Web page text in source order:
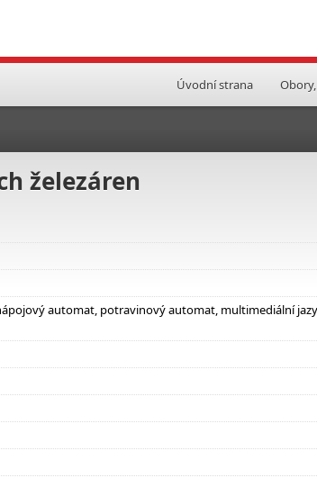
Úvodní strana
železáren
automat, potravinový automat, multimediální